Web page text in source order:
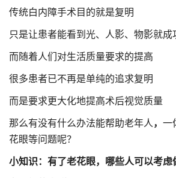
传统白内障手术目的就是复明
只是让患者能看到光、人影、物影就成
而随着人们对生活质量要求的提高
很多患者已不再是单纯的追求复明
而是要求更大化地提高术后视觉质量
那么有没有什么办法能帮助老年人 ， 一
花眼等问题呢？
小知识：有了老花眼，哪些人可以考虑